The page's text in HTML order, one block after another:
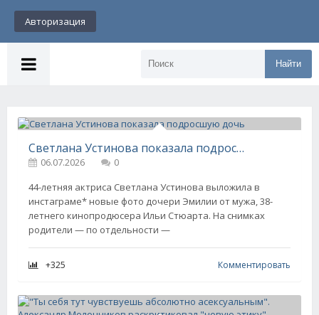
Авторизация
Найти
Светлана Устинова показала подросшую дочь
06.07.2026
0
44-летняя актриса Светлана Устинова выложила в
инстаграме* новые фото дочери Эмилии от мужа, 38-
летнего кинопродюсера Ильи Стюарта. На снимках
родители — по отдельности —
+325 Комментировать